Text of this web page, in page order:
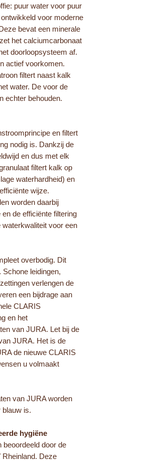
puur water voor puur
voor moderne
bevat een minerale
het calciumcarbonaat
doorloopsysteem af.
actief voorkomen.
filtert naast kalk
water. De voor de
echter behouden.
en filtert
nodig is. Dankzij de
en dus met elk
filtert kalk op
waterhardheid) en
wijze.
worden daarbij
de efficiënte filtering
voor een
overbodig. Dit
leidingen,
verlengen de
een bijdrage aan
CLARIS
en het
van JURA. Let bij de
JURA. Het is de
de nieuwe CLARIS
u volmaakt
van JURA worden
blauw is.
hygiëne
door de
Rheinland. Deze